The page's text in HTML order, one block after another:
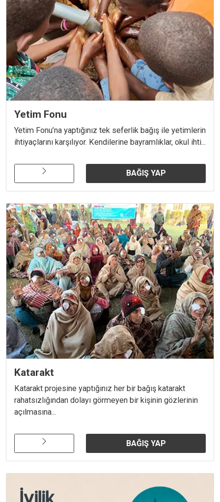
Yetim Fonu
Yetim Fonu’na yaptığınız tek seferlik bağış ile yetimlerin
ihtiyaçlarını karşılıyor. Kendilerine bayramlıklar, okul ihti...
BAĞIŞ YAP
Katarakt
Katarakt projesine yaptığınız her bir bağış katarakt
rahatsızlığından dolayı görmeyen bir kişinin gözlerinin
açılmasına...
BAĞIŞ YAP